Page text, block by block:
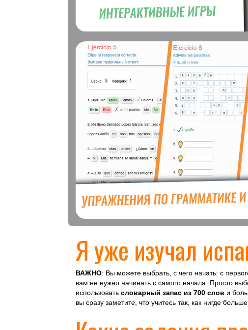
Я уже изучал
ВАЖНО: Вы можете выбрать, с чего начать: с
вам не нужно начинать с самого начала. Просто
использовать словарный запас из 700 слов и
вы сразу заметите, что учитесь так, как нигде больше.